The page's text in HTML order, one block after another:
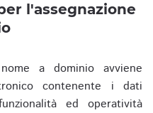
l'assegnazione
a dominio avviene
contenente i dati
ed operatività